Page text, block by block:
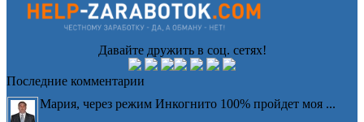
Давайте дружить в соц. сетях!
Последние комментарии
Мария, через режим Инкогнито 100% пройдет моя ...